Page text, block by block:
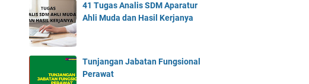
41 Tugas Analis SDM Aparatur
Ahli Muda dan Hasil Kerjanya
Tunjangan Jabatan Fungsional
Perawat